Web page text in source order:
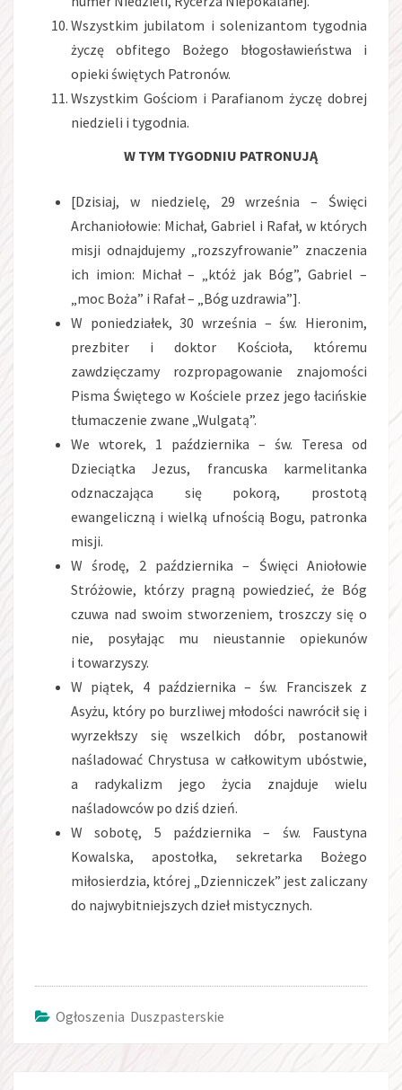
Wszystkim jubilatom i solenizantom tygodnia
życzę obfitego Bożego błogosławieństwa i
opieki świętych Patronów.
Wszystkim Gościom i Parafianom życzę dobrej
niedzieli i tygodnia.
W TYM TYGODNIU PATRONUJĄ
[Dzisiaj, w niedzielę, 29 września – Święci
Archaniołowie: Michał, Gabriel i Rafał, w których
misji odnajdujemy „rozszyfrowanie” znaczenia
ich imion: Michał – „któż jak Bóg”, Gabriel –
„moc Boża” i Rafał – „Bóg uzdrawia”].
W poniedziałek, 30 września – św. Hieronim,
prezbiter i doktor Kościoła, któremu
zawdzięczamy rozpropagowanie znajomości
Pisma Świętego w Kościele przez jego łacińskie
tłumaczenie zwane „Wulgatą”.
We wtorek, 1 października – św. Teresa od
Dzieciątka Jezus, francuska karmelitanka
odznaczająca się pokorą, prostotą
ewangeliczną i wielką ufnością Bogu, patronka
misji.
W środę, 2 października – Święci Aniołowie
Stróżowie, którzy pragną powiedzieć, że Bóg
czuwa nad swoim stworzeniem, troszczy się o
nie, posyłając mu nieustannie opiekunów
i towarzyszy.
W piątek, 4 października – św. Franciszek z
Asyżu, który po burzliwej młodości nawrócił się i
wyrzekłszy się wszelkich dóbr, postanowił
naśladować Chrystusa w całkowitym ubóstwie,
a radykalizm jego życia znajduje wielu
naśladowców po dziś dzień.
W sobotę, 5 października – św. Faustyna
Kowalska, apostołka, sekretarka Bożego
miłosierdzia, której „Dzienniczek” jest zaliczany
do najwybitniejszych dzieł mistycznych.
Ogłoszenia Duszpasterskie